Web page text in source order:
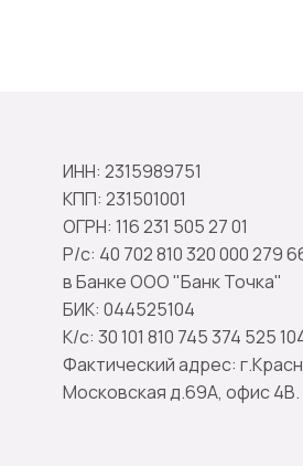
ИНН: 2315989751
КПП: 231501001
ОГРН: 116 231 505 27 01
Р/с: 40 702 810 320 000 279
в Банке ООО "Банк Точка"
БИК: 044525104
К/с: 30 101 810 745 374 525
Фактический адрес:
Московская д.69А, офис 4В.